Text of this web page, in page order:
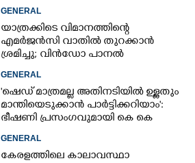
GENERAL
യാത്രക്കിടെ വിമാനത്തിന്റെ
എമർജൻസി വാതിൽ തുറക്കാൻ
ശ്രമിച്ചു; വിൻഡോ പാനൽ
നെടുമ്പാശേരിയിൽ മലയാളി
അറസ്റ്റിൽ
GENERAL
'ഷെഡ് മാത്രമല്ല അതിനടിയിൽ ഉള്ളതും
മാന്തിയെടുക്കാൻ പാർട്ടിക്കറിയാം':
ഭീഷണി പ്രസംഗവുമായി കെ കെ
GENERAL
കേരളത്തിലെ കാലാവസ്ഥാ